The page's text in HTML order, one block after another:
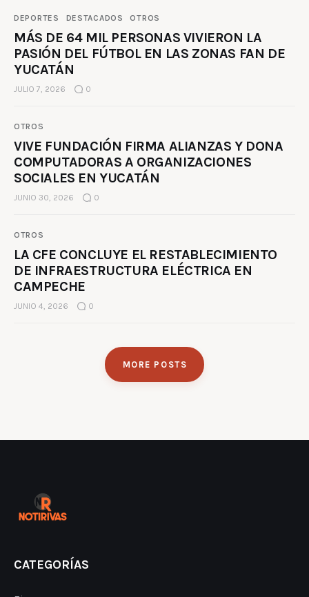
DEPORTES DESTACADOS OTROS
MÁS DE 64 MIL PERSONAS VIVIERON LA
PASIÓN DEL FÚTBOL EN LAS ZONAS FAN DE
YUCATÁN
JULIO 7, 2026 0
OTROS
VIVE FUNDACIÓN FIRMA ALIANZAS Y DONA
COMPUTADORAS A ORGANIZACIONES
SOCIALES EN YUCATÁN
JUNIO 30, 2026 0
OTROS
LA CFE CONCLUYE EL RESTABLECIMIENTO
DE INFRAESTRUCTURA ELÉCTRICA EN
CAMPECHE
JUNIO 4, 2026 0
MORE POSTS
CATEGORÍAS